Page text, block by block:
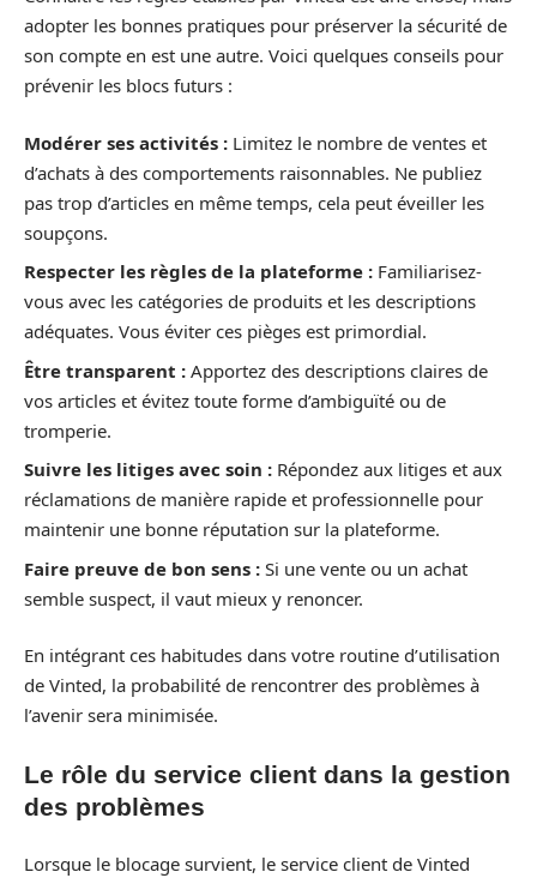
adopter les bonnes pratiques pour préserver la sécurité de
son compte en est une autre. Voici quelques conseils pour
prévenir les blocs futurs :
Modérer ses activités : Limitez le nombre de ventes et
d’achats à des comportements raisonnables. Ne publiez
pas trop d’articles en même temps, cela peut éveiller les
soupçons.
Respecter les règles de la plateforme : Familiarisez-
vous avec les catégories de produits et les descriptions
adéquates. Vous éviter ces pièges est primordial.
Être transparent : Apportez des descriptions claires de
vos articles et évitez toute forme d’ambiguïté ou de
tromperie.
Suivre les litiges avec soin : Répondez aux litiges et aux
réclamations de manière rapide et professionnelle pour
maintenir une bonne réputation sur la plateforme.
Faire preuve de bon sens : Si une vente ou un achat
semble suspect, il vaut mieux y renoncer.
En intégrant ces habitudes dans votre routine d’utilisation
de Vinted, la probabilité de rencontrer des problèmes à
l’avenir sera minimisée.
Le rôle du service client dans la gestion
des problèmes
Lorsque le blocage survient, le service client de Vinted